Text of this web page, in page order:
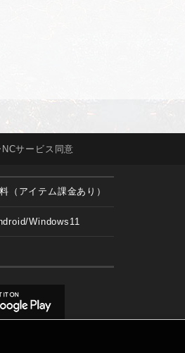
NCサービス 同意
（アイテム課金あり）
Windows11